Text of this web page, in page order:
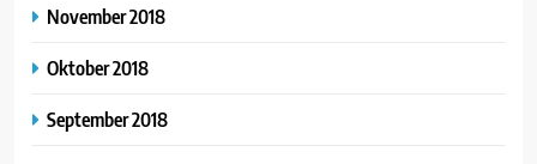
November 2018
Oktober 2018
September 2018